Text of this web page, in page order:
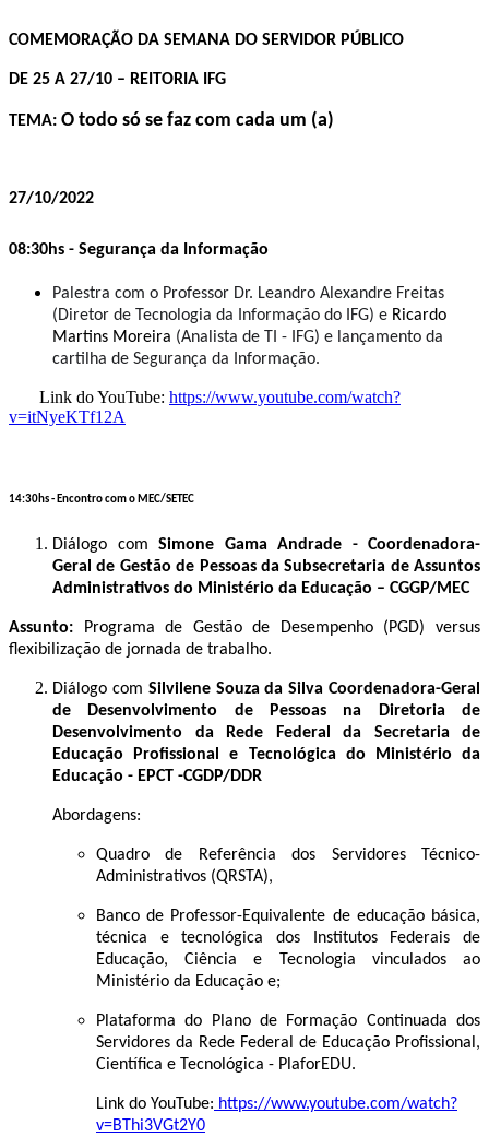
COMEMORAÇÃO DA SEMANA DO SERVIDOR PÚBLICO
DE 25 A 27/10 – REITORIA IFG
TEMA: O todo só se faz com cada um (a)
27/10/2022
08:30hs - Segurança da Informação
Palestra com o Professor Dr. Leandro Alexandre Freitas
(Diretor de Tecnologia da Informação do IFG) e Ricardo
Martins Moreira (Analista de TI - IFG) e lançamento da
cartilha de Segurança da Informação.
Link do YouTube: https://www.youtube.com/watch?
v=itNyeKTf12A
14:30hs -Encontro com o MEC/SETEC
Diálogo com Simone Gama Andrade - Coordenadora-
Geral de Gestão de Pessoas da Subsecretaria de Assuntos
Administrativos do Ministério da Educação – CGGP/MEC
Assunto: Programa de Gestão de Desempenho (PGD) versus
flexibilização de jornada de trabalho.
Diálogo com Silvilene Souza da Silva Coordenadora-Geral
de Desenvolvimento de Pessoas na Diretoria de
Desenvolvimento da Rede Federal da Secretaria de
Educação Profissional e Tecnológica do Ministério da
Educação - EPCT -CGDP/DDR
Abordagens:
Quadro de Referência dos Servidores Técnico-
Administrativos (QRSTA),
Banco de Professor-Equivalente de educação básica,
técnica e tecnológica dos Institutos Federais de
Educação, Ciência e Tecnologia vinculados ao
Ministério da Educação e;
Plataforma do Plano de Formação Continuada dos
Servidores da Rede Federal de Educação Profissional,
Científica e Tecnológica - PlaforEDU.
Link do YouTube: https://www.youtube.com/watch?
v=BThi3VGt2Y0